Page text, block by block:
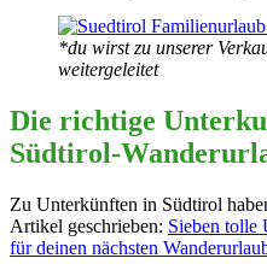
*du wirst zu unserer
weitergeleitet
Die richtige
Südtirol-
Zu Unterkünften in Südtirol
Artikel geschrieben: Sieben tolle
für deinen nächsten